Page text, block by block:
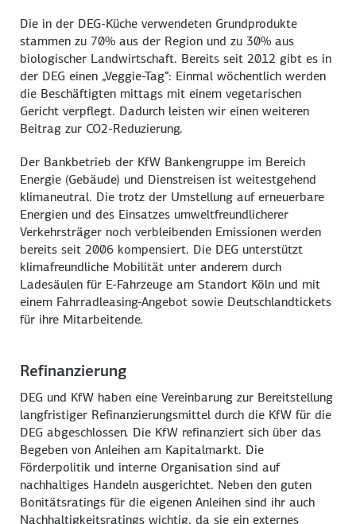
Die in der DEG-Küche verwendeten Grundprodukte
stammen zu 70% aus der Region und zu 30% aus
biologischer Landwirtschaft. Bereits seit 2012 gibt es in
der DEG einen „Veggie-Tag“: Einmal wöchentlich werden
die Beschäftigten mittags mit einem vegetarischen
Gericht verpflegt. Dadurch leisten wir einen weiteren
Beitrag zur CO2-Reduzierung.
Der Bankbetrieb der KfW Bankengruppe im Bereich
Energie (Gebäude) und Dienstreisen ist weitestgehend
klimaneutral. Die trotz der Umstellung auf erneuerbare
Energien und des Einsatzes umweltfreundlicherer
Verkehrsträger noch verbleibenden Emissionen werden
bereits seit 2006 kompensiert. Die DEG unterstützt
klimafreundliche Mobilität unter anderem durch
Ladesäulen für E-Fahrzeuge am Standort Köln und mit
einem Fahrradleasing-Angebot sowie Deutschlandtickets
für ihre Mitarbeitende.
Refinanzierung
DEG und KfW haben eine Vereinbarung zur Bereitstellung
langfristiger Refinanzierungsmittel durch die KfW für die
DEG abgeschlossen. Die KfW refinanziert sich über das
Begeben von Anleihen am Kapitalmarkt. Die
Förderpolitik und interne Organisation sind auf
nachhaltiges Handeln ausgerichtet. Neben den guten
Bonitätsratings für die eigenen Anleihen sind ihr auch
Nachhaltigkeitsratings wichtig, da sie ein externes